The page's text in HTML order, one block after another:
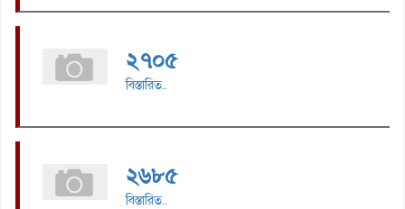
২৭০৫
বিস্তারিত..
২৬৮৫
বিস্তারিত..